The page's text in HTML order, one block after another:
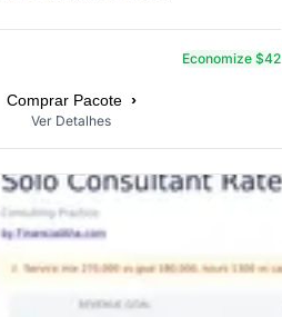
Economize $42
Comprar Pacote ›
Ver Detalhes